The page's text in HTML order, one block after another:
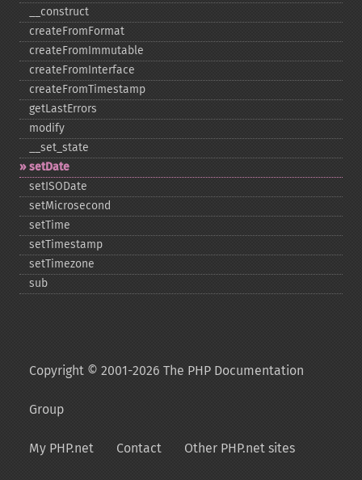
_​_​construct
createFromFormat
createFromImmutable
createFromInterface
createFromTimestamp
getLastErrors
modify
_​_​set_​state
setDate
setISODate
setMicrosecond
setTime
setTimestamp
setTimezone
sub
Copyright © 2001-2026 The PHP Documentation
Group
My PHP.net Contact Other PHP.net sites